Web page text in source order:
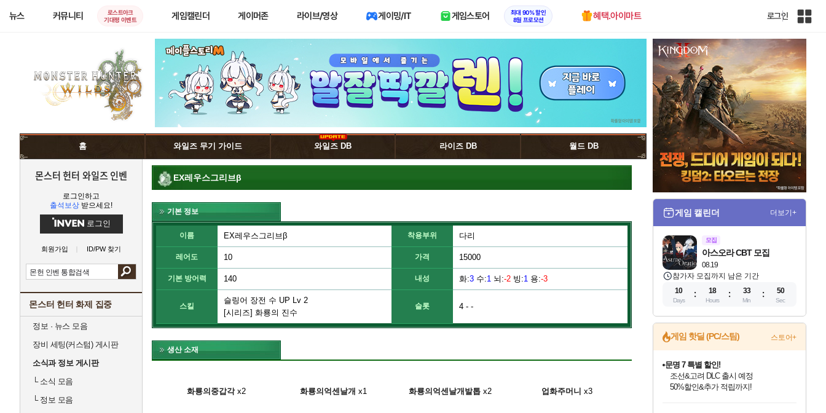
뉴스 커뮤니티
로스트아크
기대평 이벤트
게임캘린더 게이머존 라이브/영상 게이밍/IT 게임스토어
최대 90% 할인
8월 프로모션
혜택.아이마트 로그인
인
사
이
트
맵
홈 와일즈 무기 가이드 와일즈 DB 라이즈 DB 월드 DB
몬스터 헌터 와일즈 인벤
로그인하고
출석보상 받으세요!
로그인
회원가입 ID/PW 찾기
몬스터 헌터 화제 집중
정보 · 뉴스 모음
장비 세팅(커스텀) 게시판
소식과 정보 게시판
└소식 모음
└정보 모음
EX레우스그리브β
기본 정보
이름 EX레우스그리브β 착용부위 다리
레어도 10 가격 15000
기본 방어력 140 내성 화:3 수:1 뇌 :-2 빙 :1 용:-3
스킬
슬링어 장전 수 UP Lv 2
[시리즈] 화룡의 진수
슬롯 4 - -
생산 소재
화룡의중갑각x2 화룡의억센날개 x1 화룡의억센날개발톱 x2 업화주머니 x3
게임 캘린더 더보기+
모집
08.19
아스오라 CBT 모집
참가자 모집까지 남은 기간
10
Days
18
Hours
33
Min
49
Sec
게임 핫딜 (PC/스팀) 스토어+
문명 7 특별 할인!
조선&고려 DLC 출시 예정
50%할인&추가 적립까지!